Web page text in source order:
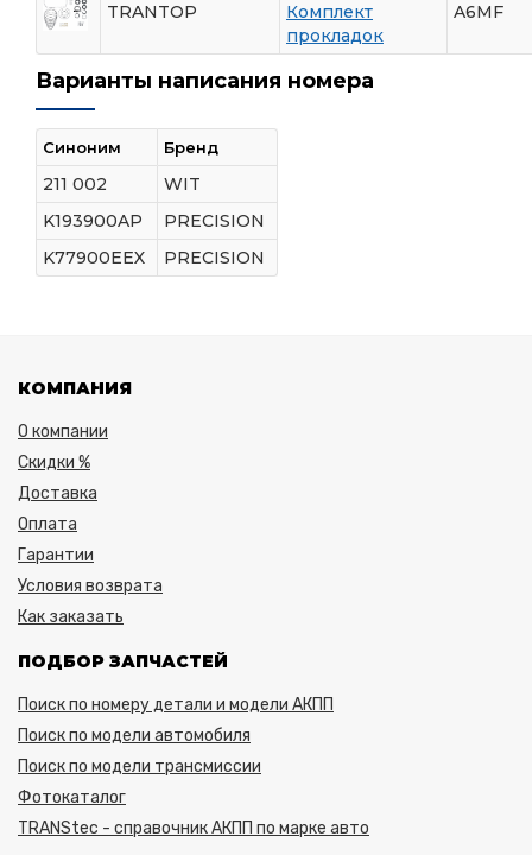
TRANTOP
Комплект
прокладок
A6MF
Варианты написания номера
Синоним Бренд
211 002
WIT
K193900AP
PRECISION
K77900EEX
PRECISION
КОМПАНИЯ
О компании
Скидки %
Доставка
Оплата
Гарантии
Условия возврата
Как заказать
ПОДБОР ЗАПЧАСТЕЙ
Поиск по номеру детали и модели АКПП
Поиск по модели автомобиля
Поиск по модели трансмиссии
Фотокаталог
TRANStec - справочник АКПП по марке авто